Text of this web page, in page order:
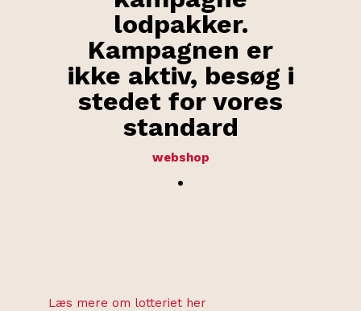
lodpakker.
Kampagnen er
ikke aktiv, besøg i
stedet for vores
standard
webshop
.
Læs mere om lotteriet her